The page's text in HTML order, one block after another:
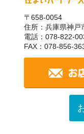
〒658-0054
住所：兵庫県神戸
電話：078-822-
FAX：078-856-